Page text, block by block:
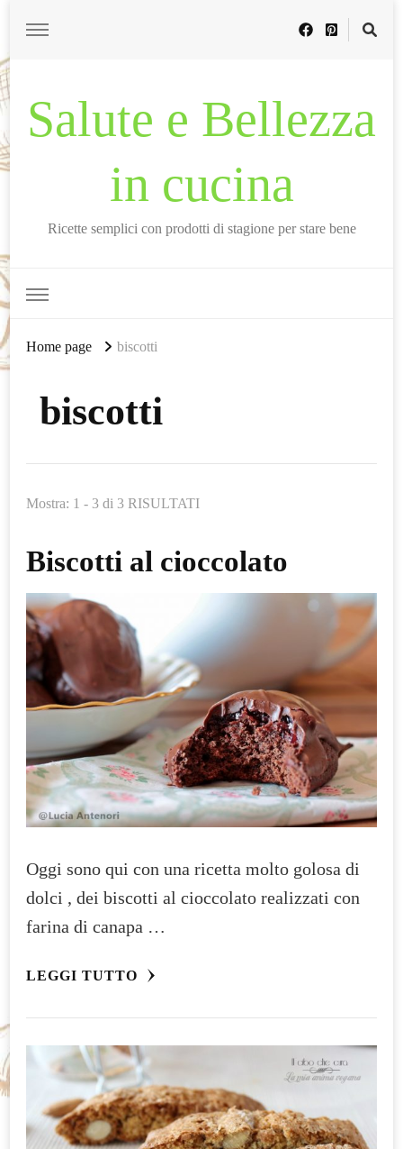
Salute e Bellezza
in cucina
Ricette semplici con prodotti di stagione per stare bene
Home page biscotti
biscotti
Mostra: 1 - 3 di 3 RISULTATI
Biscotti al cioccolato
Oggi sono qui con una ricetta molto golosa di
dolci , dei biscotti al cioccolato realizzati con
farina di canapa …
LEGGI TUTTO